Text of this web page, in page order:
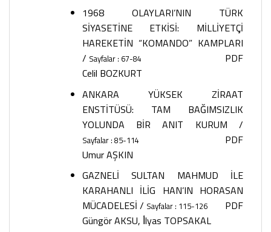
1968 OLAYLARI’NIN TÜRK
SİYASETİNE ETKİSİ: MİLLİYETÇİ
HAREKETİN “KOMANDO” KAMPLARI
/ Sayfalar : 67-84
PDF
Celil BOZKURT
ANKARA YÜKSEK ZİRAAT
ENSTİTÜSÜ: TAM BAĞIMSIZLIK
YOLUNDA BİR ANIT KURUM /
Sayfalar : 85-114
PDF
Umur AŞKIN
GAZNELİ SULTAN MAHMUD İLE
KARAHANLI İLİG HAN’IN HORASAN
MÜCADELESİ / Sayfalar : 115-126
PDF
Güngör AKSU, İ̇lyas TOPSAKAL